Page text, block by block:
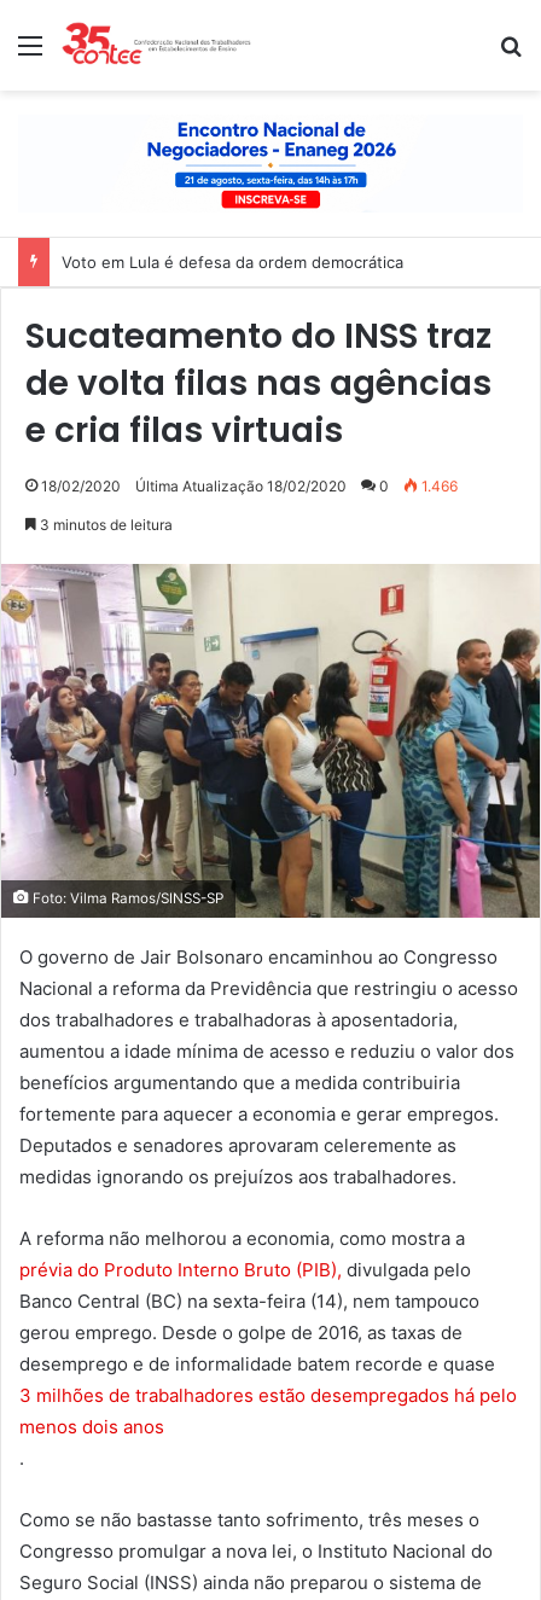
Menu
Nota de solidariedade ao povo venezuelano
Sucateamento do INSS traz
de volta filas nas agências
e cria filas virtuais
18/02/2020 Última Atualização 18/02/2020 0 1.466
3 minutos de leitura
Foto: Vilma Ramos/SINSS-SP
O governo de Jair Bolsonaro encaminhou ao Congresso
Nacional a reforma da Previdência que restringiu o acesso
dos trabalhadores e trabalhadoras à aposentadoria,
aumentou a idade mínima de acesso e reduziu o valor dos
benefícios argumentando que a medida contribuiria
fortemente para aquecer a economia e gerar empregos.
Deputados e senadores aprovaram celeremente as
medidas ignorando os prejuízos aos trabalhadores.
A reforma não melhorou a economia, como mostra a
prévia do Produto Interno Bruto (PIB), divulgada pelo
Banco Central (BC) na sexta-feira (14), nem tampouco
gerou emprego. Desde o golpe de 2016, as taxas de
desemprego e de informalidade batem recorde e quase
3 milhões de trabalhadores estão desempregados há pelo
menos dois anos
.
Como se não bastasse tanto sofrimento, três meses o
Congresso promulgar a nova lei, o Instituto Nacional do
Seguro Social (INSS) ainda não preparou o sistema de